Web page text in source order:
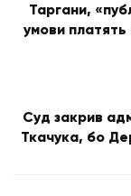
Таргани,
умови платять
Суд закрив
Ткачука, бо